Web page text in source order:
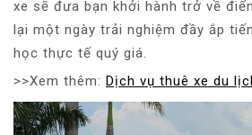
xe sẽ đưa bạn khởi hành trở về
lại một ngày trải nghiệm đầy ắp
học thực tế quý giá.
>>Xem thêm: Dịch vụ thuê xe du